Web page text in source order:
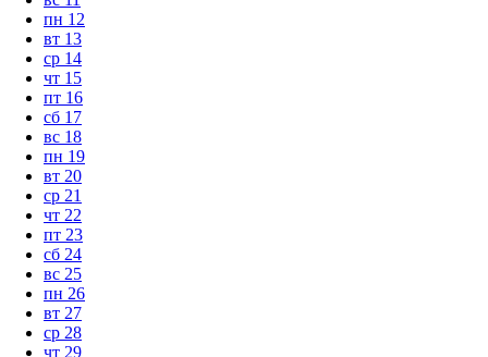
пн 12
вт 13
ср 14
чт 15
пт 16
сб 17
вс 18
пн 19
вт 20
ср 21
чт 22
пт 23
сб 24
вс 25
пн 26
вт 27
ср 28
чт 29